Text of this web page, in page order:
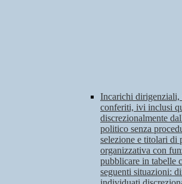
Incarichi dirigenziali,
conferiti, ivi inclusi
discrezionalmente
politico senza
selezione e titolari di
organizzativa con
pubblicare in tabelle
seguenti situazioni: